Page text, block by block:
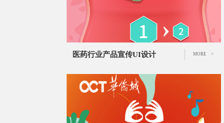
医药行业产品宣传UI设计 MORE >